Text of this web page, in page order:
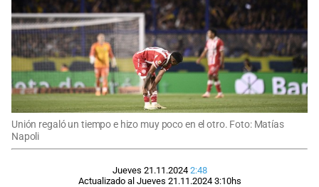
Unión regaló un tiempo e hizo muy poco en el otro. Foto: Matías
Napoli
Jueves 21.11.2024 2:48
Actualizado al Jueves 21.11.2024 3:10hs